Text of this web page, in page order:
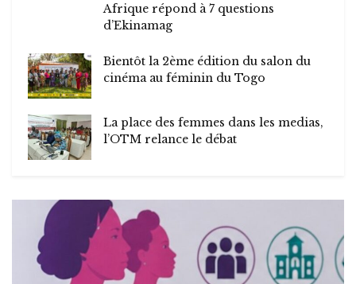
Afrique répond à 7 questions
d’Ekinamag
Bientôt la 2ème édition du salon du
cinéma au féminin du Togo
La place des femmes dans les medias,
l’OTM relance le débat